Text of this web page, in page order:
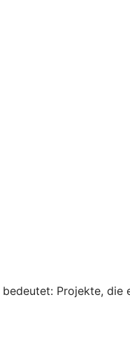
Projekte,